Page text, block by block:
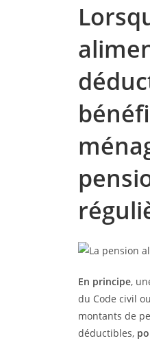
En principe,
du Code civil
montants de
déductibles,